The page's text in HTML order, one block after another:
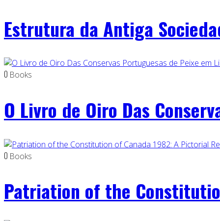
Estrutura da Antiga
0 Books
O Livro de Oiro Das
0 Books
Patriation of the